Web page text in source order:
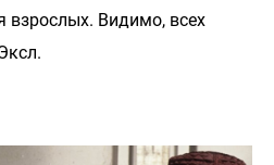
взрослых. Видимо, всех